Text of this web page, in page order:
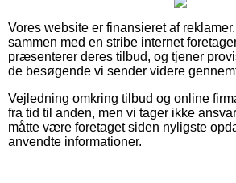
Vores website er finansieret af
sammen med en stribe internet
præsenterer deres tilbud, og tjener
de besøgende vi sender videre
Vejledning omkring tilbud og online
fra tid til anden, men vi tager ikke
måtte være foretaget siden nyligste
anvendte informationer.